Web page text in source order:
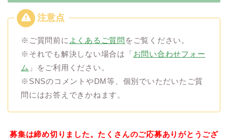
※ご質問前に よくあるご質問 をご覧ください。
※それでも解決しない場合は「お問い合わせフォー
ム 」をご利用ください。
※SNSのコメントやDM等、個別でいただいたご質
問にはお答えできかねます。
募集は締め切りました。たくさんのご応募ありがとうござ